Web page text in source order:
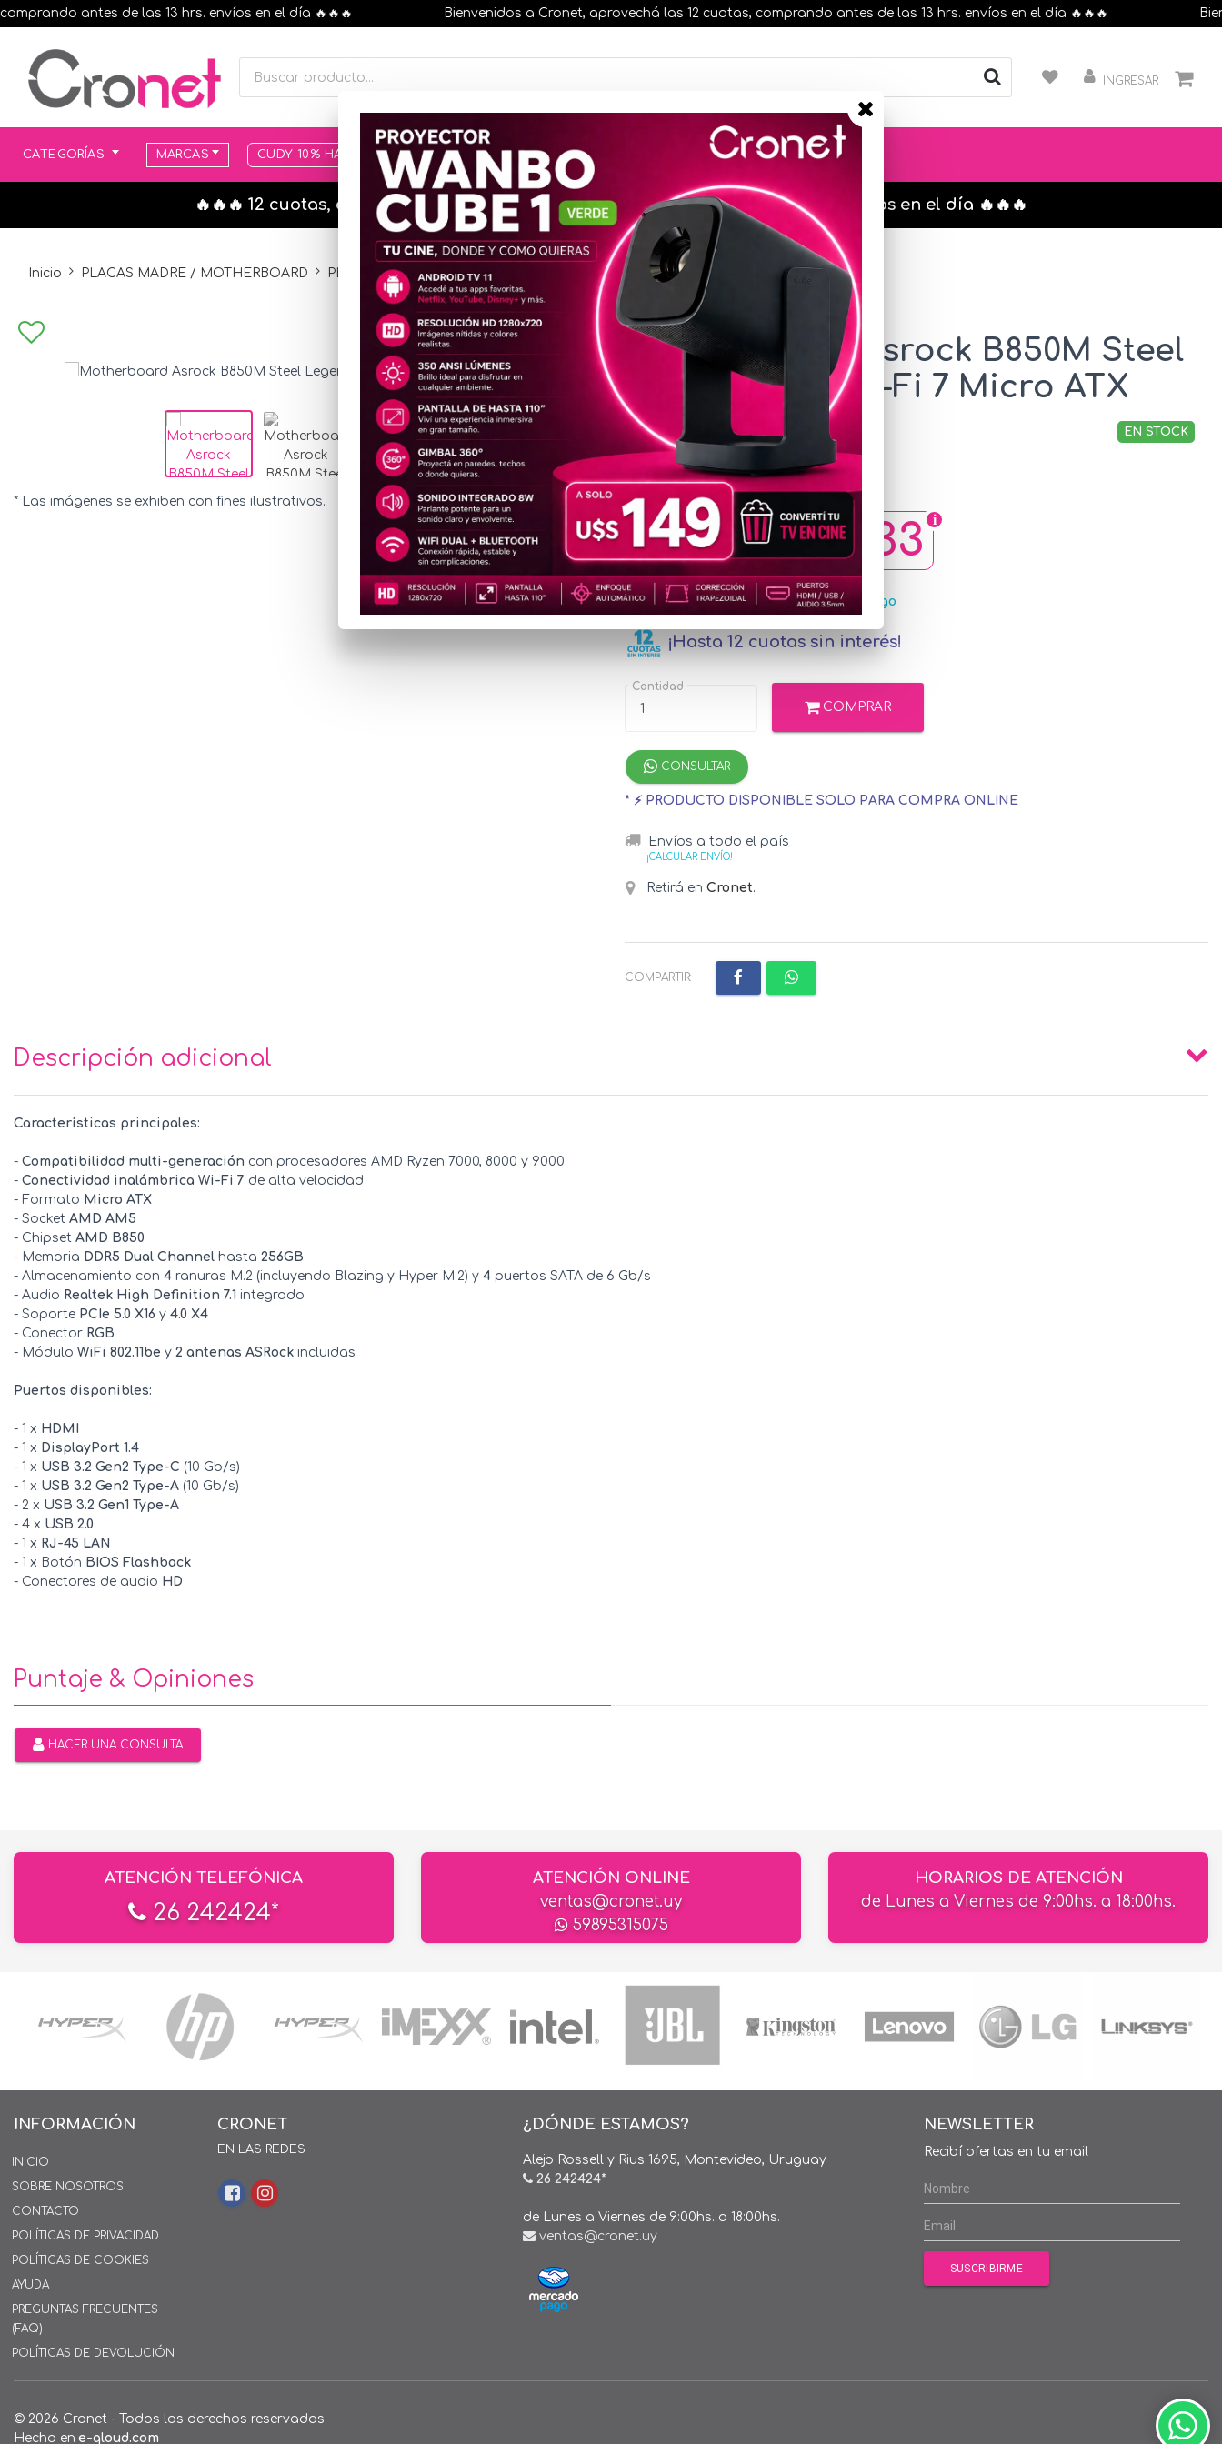
antes de las 13 hrs. envíos en el día 🔥🔥🔥 Bienvenidos a Cronet, aprovechá las 12 cuotas, comprando antes de las 13 hrs. envíos en el día 🔥🔥🔥
INGRESAR
CATEGORÍAS MARCAS CUDY 10% HASTA AGOTAR STOCK MOVILIDAD ELÉCTRICA 25% OFF
🔥🔥🔥 12 cuotas, en todos nuestros artículos, comprando antes de las 13 hrs. envíos en el día 🔥🔥🔥
Inicio PLACAS MADRE / MOTHERBOARD PLACAS MADRE PARA INTEL
* Las imágenes se exhiben con fines ilustrativos.
Motherboard Asrock B850M Steel
Legend AM5 Wi-Fi 7 Micro ATX
MOT177 EN STOCK
u$s248,33
Precio
especial
u$s273.91 con MercadoPago
¡Hasta 12 cuotas sin interés!
Cantidad
COMPRAR
CONSULTAR
* ⚡ PRODUCTO DISPONIBLE SOLO PARA COMPRA ONLINE
Envíos a todo el país
¡CALCULAR ENVÍO!
Retirá en Cronet.
COMPARTIR:
Descripción adicional
Características principales:
- Compatibilidad multi-generación con procesadores AMD Ryzen 7000, 8000 y 9000
- Conectividad inalámbrica Wi-Fi 7 de alta velocidad
- Formato Micro ATX
- Socket AMD AM5
- Chipset AMD B850
- Memoria DDR5 Dual Channel hasta 256GB
- Almacenamiento con 4 ranuras M.2 (incluyendo Blazing y Hyper M.2) y 4 puertos SATA de 6 Gb/s
- Audio Realtek High Definition 7.1 integrado
- Soporte PCIe 5.0 X16 y 4.0 X4
- Conector RGB
- Módulo WiFi 802.11be y 2 antenas ASRock incluidas
Puertos disponibles:
- 1 x HDMI
- 1 x DisplayPort 1.4
- 1 x USB 3.2 Gen2 Type-C (10 Gb/s)
- 1 x USB 3.2 Gen2 Type-A (10 Gb/s)
- 2 x USB 3.2 Gen1 Type-A
- 4 x USB 2.0
- 1 x RJ-45 LAN
- 1 x Botón BIOS Flashback
- Conectores de audio HD
Puntaje & Opiniones
HACER UNA CONSULTA
ATENCIÓN TELEFÓNICA
26 242424*
ATENCIÓN ONLINE
ventas@cronet.uy
59895315075
HORARIOS DE ATENCIÓN
de Lunes a Viernes de 9:00hs. a 18:00hs.
INFORMACIÓN
INICIO
SOBRE NOSOTROS
CONTACTO
POLÍTICAS DE PRIVACIDAD
POLÍTICAS DE COOKIES
AYUDA
PREGUNTAS FRECUENTES
(FAQ)
POLÍTICAS DE DEVOLUCIÓN
CRONET
EN LAS REDES
¿DÓNDE ESTAMOS?
Alejo Rossell y Rius 1695, Montevideo, Uruguay
26 242424*
de Lunes a Viernes de 9:00hs. a 18:00hs.
ventas@cronet.uy
NEWSLETTER
Recibí ofertas en tu email
© 2026 Cronet - Todos los derechos reservados.
Hecho en e-qloud.com